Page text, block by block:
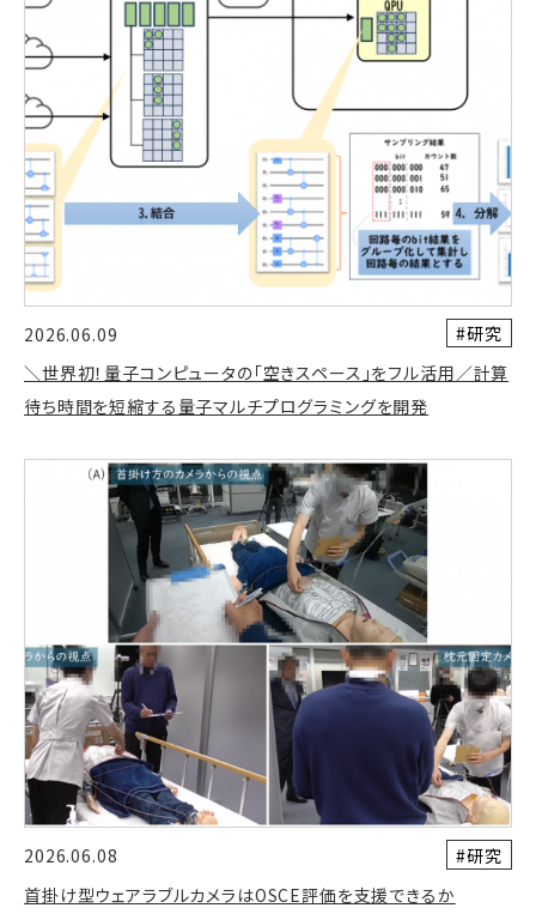
2026.06.09
#研究
＼世界初！量子コンピュータの「空きスペース」をフル活用／計算
待ち時間を短縮する量子マルチプログラミングを開発
2026.06.08
#研究
首掛け型ウェアラブルカメラはOSCE評価を支援できるか